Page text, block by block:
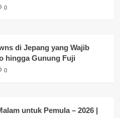
0
di Jepang yang Wajib
hingga Gunung Fuji
0
untuk Pemula – 2026 |